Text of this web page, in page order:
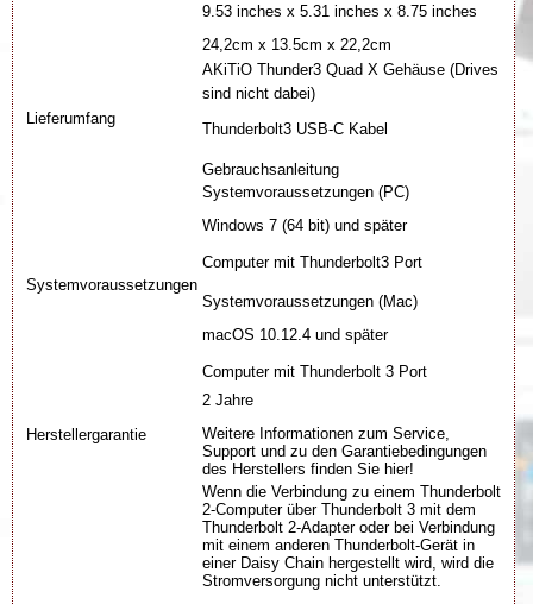
9.53 inches x 5.31 inches x 8.75 inches
24,2cm x 13.5cm x 22,2cm
Lieferumfang
AKiTiO Thunder3 Quad X Gehäuse (Drives
sind nicht dabei)
Thunderbolt3 USB-C Kabel
Gebrauchsanleitung
Systemvoraussetzungen
Systemvoraussetzungen (PC)
Windows 7 (64 bit) und später
Computer mit Thunderbolt3 Port
Systemvoraussetzungen (Mac)
macOS 10.12.4 und später
Computer mit Thunderbolt 3 Port
Herstellergarantie
2 Jahre
Weitere Informationen zum Service,
Support und zu den Garantiebedingungen
des Herstellers finden Sie hier!
Wenn die Verbindung zu einem Thunderbolt
2-Computer über Thunderbolt 3 mit dem
Thunderbolt 2-Adapter oder bei Verbindung
mit einem anderen Thunderbolt-Gerät in
einer Daisy Chain hergestellt wird, wird die
Stromversorgung nicht unterstützt.